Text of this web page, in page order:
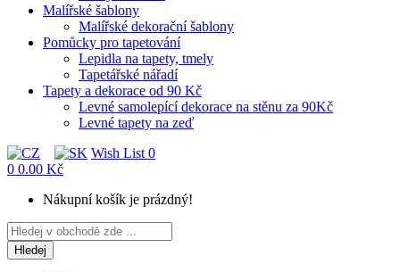
Malířské šablony
Malířské dekorační šablony
Pomůcky pro tapetování
Lepidla na tapety, tmely
Tapetářské nářadí
Tapety a dekorace od 90 Kč
Levné samolepící dekorace na stěnu za 90Kč
Levné tapety na zeď
Wish List 0
0 0.00 Kč
Nákupní košík je prázdný!
Hledej